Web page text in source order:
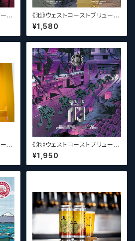
イ
ト
《池》ウェストコーストブリューイ
ング / West Coast ( WCB )
Windows to VERTERE 202
4【クラフトビール】
¥1,580
イ
ー
《池》ウェストコーストブリューイ
ング / West Coast ( WCB ) D
ark Lab Series 03【クラフト
ビール】
¥1,950